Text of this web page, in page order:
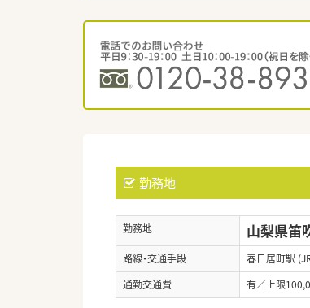
勤務地
勤務地 山梨県笛
路線・交通手段
春日居町駅
通勤交通費
有／上限